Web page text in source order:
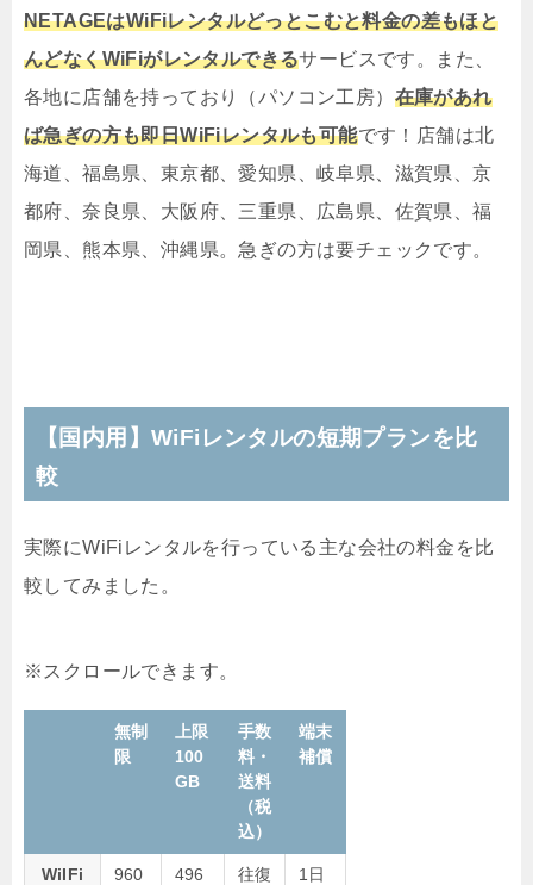
NETAGEはWiFiレンタルどっとこむと料金の差もほと
んどなくWiFiがレンタルできるサービスです。また、
各地に店舗を持っており（パソコン工房） 在庫があれ
ば急ぎの方も即日WiFiレンタルも可能です！店舗は北
海道、福島県、東京都、愛知県、岐阜県、滋賀県、京
都府、奈良県、大阪府、三重県、広島県、佐賀県、福
岡県、熊本県、沖縄県。急ぎの方は要チェックです。
【国内用】WiFiレンタルの短期プランを比
較
実際にWiFiレンタルを行っている主な会社の料金を比
較してみました。
無制
限
上限
100
GB
手数
料・
送料
（税
込）
端末
補償
WiIFi
960
496
往復
1日